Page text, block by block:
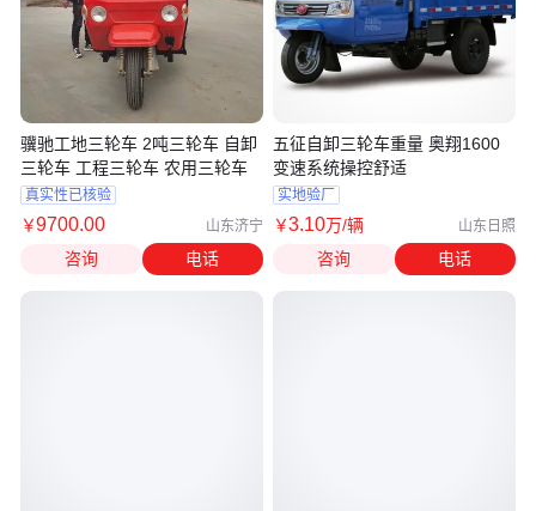
骥驰工地三轮车 2吨三轮车 自卸
三轮车 工程三轮车 农用三轮车
真实性已核验
￥9700.00 山东济宁
咨询 电话
五征自卸三轮车重量 奥翔1600
变速系统操控舒适
实地验厂
￥3.10万/辆 山东日照
咨询 电话